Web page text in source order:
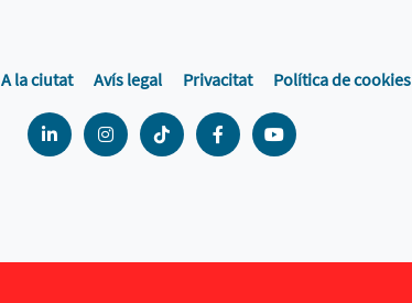
A la ciutat Avís legal Privacitat Política de cookies